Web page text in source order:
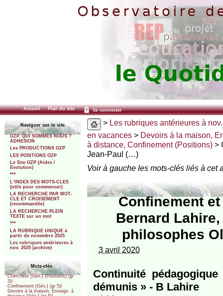
Accueil Plan du site Se connecter
Naviguer sur le site
OZP. QUI SOMMES NOUS ?
ADHESION
Les PRODUCTIONS OZP
LES POSITIONS OZP
Le Site OZP (Aides /
Evolution)
***
L’INDEX DES MOTS-CLES
(utile pour commencer)
LA RECHERCHE PAR MOT-
CLE ET CROISEMENT
(recommandée)
LA RECHERCHE PLEIN
TEXTE sur un mot
***
LA RUBRIQUE UNIQUE à
partir de novembre 2025
Les rubriques antérieures à
nov. 2025 (archive)
Mots-clés
Chercheur [Gén.] (Positions) (gr
3)/
Confinement [Gén.] (gr 5)/
Devoirs à la maison, Enseign. à
> Les rubriques antérieures à
en vacances> Devoirs à la maison,
à distance, Confinement (Positions)>
Jean-Paul (…)
Voir à gauche les mots-clés liés à cet
Confinement
Bernard
philosophes
3 avril 2020
Continuité
démunis » - B Lahire